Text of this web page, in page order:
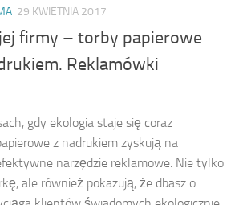
29 KWIETNIA 2017
firmy – torby papierowe
Reklamówki
gdy ekologia staje się coraz
z nadrukiem zyskują na
narzędzie reklamowe. Nie tylko
ale również pokazują, że dbasz o